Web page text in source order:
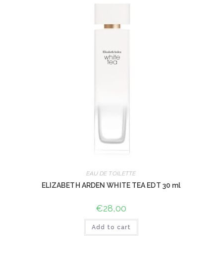
EAU DE TOILETTE
ELIZABETH ARDEN WHITE TEA EDT 30 ml
€28,00
Add to cart